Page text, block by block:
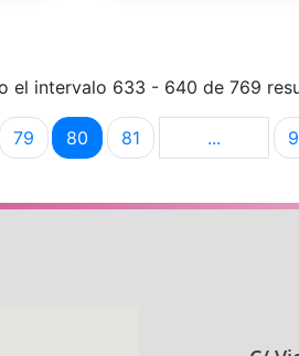
el intervalo 633 - 640 de 769
intermedias Use TAB para
Página
79 Página
80 Página
81 ...Páginas